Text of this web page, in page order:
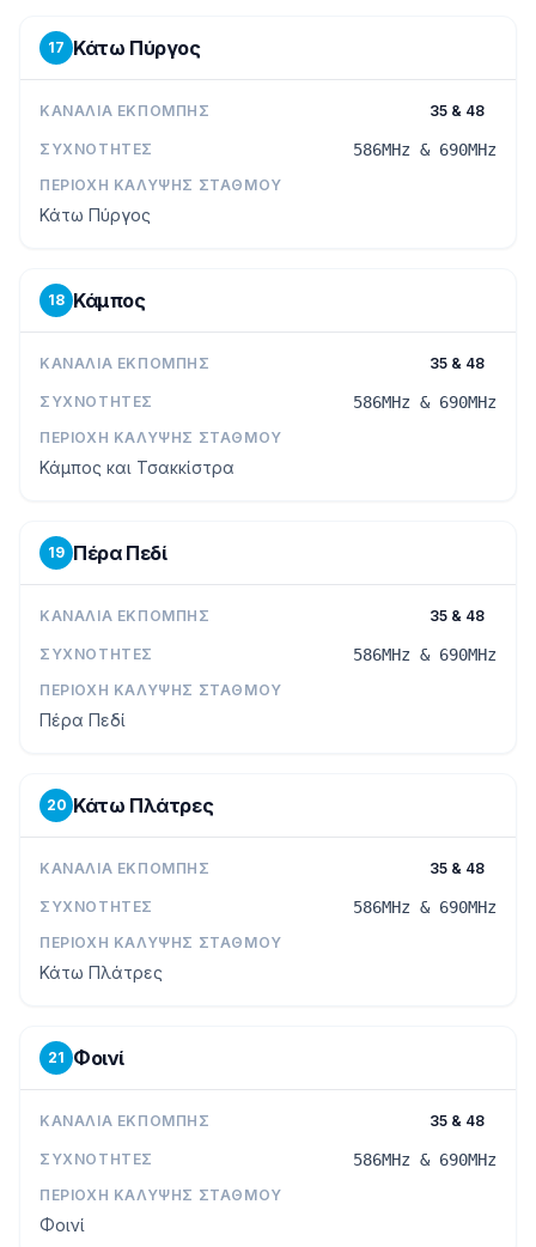
17 Κάτω Πύργος
ΚΑΝΆΛΙΑ ΕΚΠΟΜΠΉΣ 35 & 48
ΣΥΧΝΌΤΗΤΕΣ 586MHz & 690MHz
ΠΕΡΙΟΧΉ ΚΆΛΥΨΗΣ ΣΤΑΘΜΟΎ
Κάτω Πύργος
18 Κάμπος
ΚΑΝΆΛΙΑ ΕΚΠΟΜΠΉΣ 35 & 48
ΣΥΧΝΌΤΗΤΕΣ 586MHz & 690MHz
ΠΕΡΙΟΧΉ ΚΆΛΥΨΗΣ ΣΤΑΘΜΟΎ
Κάμπος και Τσακκίστρα
19 Πέρα Πεδί
ΚΑΝΆΛΙΑ ΕΚΠΟΜΠΉΣ 35 & 48
ΣΥΧΝΌΤΗΤΕΣ 586MHz & 690MHz
ΠΕΡΙΟΧΉ ΚΆΛΥΨΗΣ ΣΤΑΘΜΟΎ
Πέρα Πεδί
20 Κάτω Πλάτρες
ΚΑΝΆΛΙΑ ΕΚΠΟΜΠΉΣ 35 & 48
ΣΥΧΝΌΤΗΤΕΣ 586MHz & 690MHz
ΠΕΡΙΟΧΉ ΚΆΛΥΨΗΣ ΣΤΑΘΜΟΎ
Κάτω Πλάτρες
21 Φοινί
ΚΑΝΆΛΙΑ ΕΚΠΟΜΠΉΣ 35 & 48
ΣΥΧΝΌΤΗΤΕΣ 586MHz & 690MHz
ΠΕΡΙΟΧΉ ΚΆΛΥΨΗΣ ΣΤΑΘΜΟΎ
Φοινί